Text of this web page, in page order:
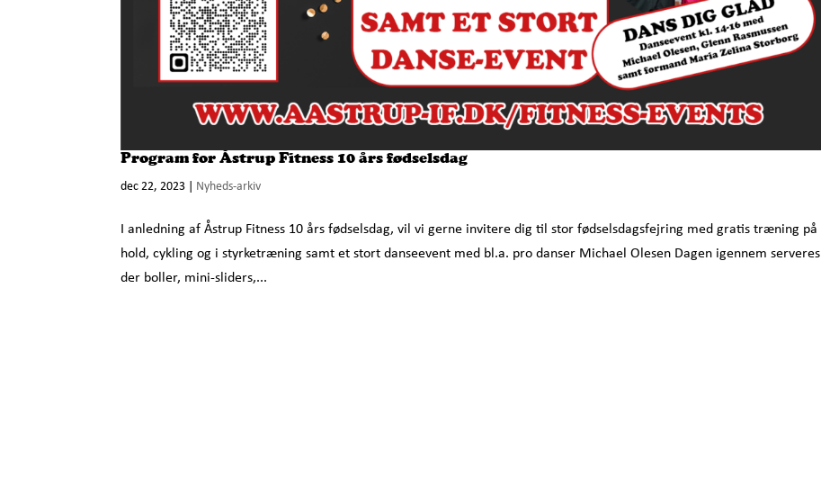
Program for Åstrup Fitness 10 års fødselsdag
dec 22, 2023 Nyheds-arkiv
I anledning af Åstrup Fitness 10 års fødselsdag, vil vi gerne invitere dig til stor fødselsdagsfejring med gratis træning på
hold, cykling og i styrketræning samt et stort danseevent med bl.a. pro danser Michael Olesen Dagen igennem serveres
der boller, mini-sliders,...